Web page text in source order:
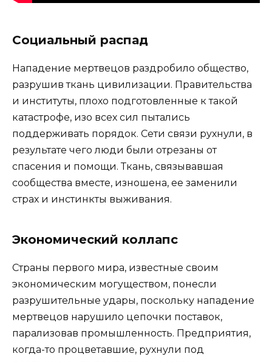
Социальный распад
Нападение мертвецов раздробило общество,
разрушив ткань цивилизации. Правительства
и институты, плохо подготовленные к такой
катастрофе, изо всех сил пытались
поддерживать порядок. Сети связи рухнули, в
результате чего люди были отрезаны от
спасения и помощи. Ткань, связывавшая
сообщества вместе, изношена, ее заменили
страх и инстинкты выживания.
Экономический коллапс
Страны первого мира, известные своим
экономическим могуществом, понесли
разрушительные удары, поскольку нападение
мертвецов нарушило цепочки поставок,
парализовав промышленность. Предприятия,
когда-то процветавшие, рухнули под